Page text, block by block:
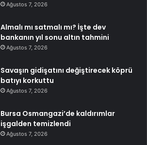
Ağustos 7, 2026
Almalı mı satmalı mı? İşte dev
bankanın yıl sonu altın tahmini
Ağustos 7, 2026
Savaşın gidişatını değiştirecek köprü
batıyı korkuttu
Ağustos 7, 2026
Bursa Osmangazi’de kaldırımlar
işgalden temizlendi
Ağustos 7, 2026